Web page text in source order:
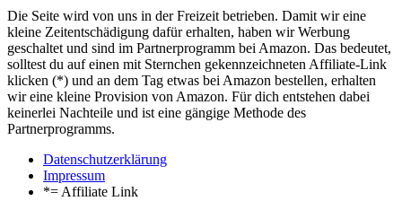
Die Seite wird von uns in der Freizeit betrieben. Damit wir eine
kleine Zeitentschädigung dafür erhalten, haben wir Werbung
geschaltet und sind im Partnerprogramm bei Amazon. Das bedeutet,
solltest du auf einen mit Sternchen gekennzeichneten Affiliate-Link
klicken (*) und an dem Tag etwas bei Amazon bestellen, erhalten
wir eine kleine Provision von Amazon. Für dich entstehen dabei
keinerlei Nachteile und ist eine gängige Methode des
Partnerprogramms.
Datenschutzerklärung
Impressum
*= Affiliate Link